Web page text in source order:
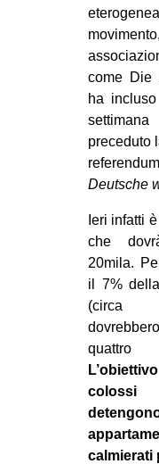
come Die
ha
preceduto
Deutsche
Ieri infatti
che
20mila.
il 7%
(circa
quattro
calmierati